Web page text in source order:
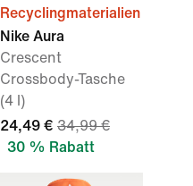
Recyclingmaterialien
Nike Aura
Crescent
Crossbody-Tasche
(4 l)
24,49 € 34,99 €
30 % Rabatt